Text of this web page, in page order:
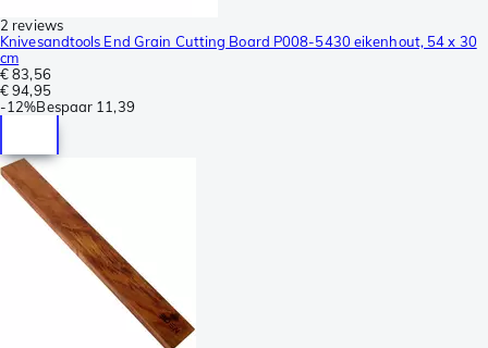
2 reviews
Knivesandtools End Grain Cutting Board P008-5430 eikenhout, 54 x 30
cm
€ 83,56
€ 94,95
-12%Bespaar 11,39